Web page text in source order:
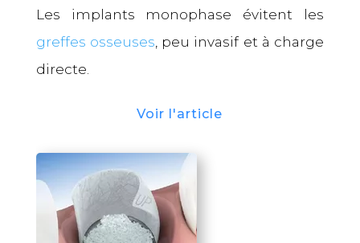
Les implants monophase évitent les
greffes osseuses, peu invasif et à charge
directe.
Voir l'article